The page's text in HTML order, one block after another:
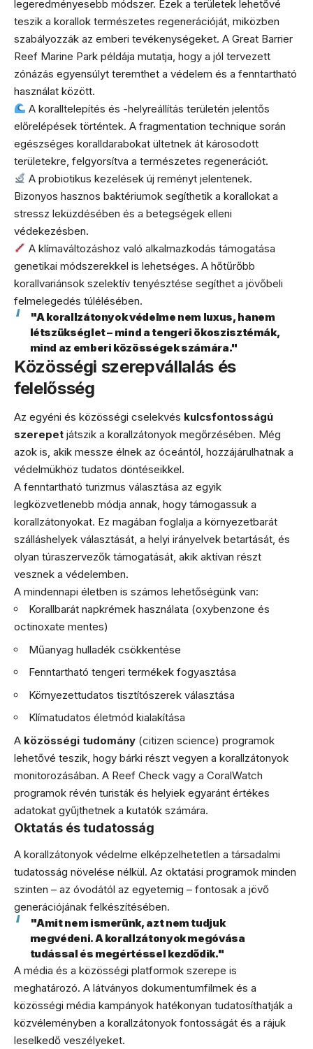
legeredményesebb módszer. Ezek a területek lehetővé
teszik a korallok természetes regenerációját, miközben
szabályozzák az emberi tevékenységeket. A Great Barrier
Reef Marine Park példája mutatja, hogy a jól tervezett
zónázás egyensúlyt teremthet a védelem és a fenntartható
használat között.
A koralltelepítés és -helyreállítás területén jelentős
előrelépések történtek. A fragmentation technique során
egészséges koralldarabokat ültetnek át károsodott
területekre, felgyorsítva a természetes regenerációt.
A probiotikus kezelések új reményt jelentenek.
Bizonyos hasznos baktériumok segíthetik a korallokat a
stressz leküzdésében és a betegségek elleni
védekezésben.
A klímaváltozáshoz való alkalmazkodás támogatása
genetikai módszerekkel is lehetséges. A hőtűrőbb
korallvariánsok szelektív tenyésztése segíthet a jövőbeli
felmelegedés túlélésében.
"A korallzátonyok védelme nem luxus, hanem
létszükséglet – mind a tengeri ökoszisztémák,
mind az emberi közösségek számára."
Közösségi szerepvállalás és
felelősség
Az egyéni és közösségi cselekvés kulcsfontosságú
szerepet játszik a korallzátonyok megőrzésében. Még
azok is, akik messze élnek az óceántól, hozzájárulhatnak a
védelmükhöz tudatos döntéseikkel.
A fenntartható turizmus választása az egyik
legközvetlenebb módja annak, hogy támogassuk a
korallzátonyokat. Ez magában foglalja a környezetbarát
szálláshelyek választását, a helyi irányelvek betartását, és
olyan túraszervezők támogatását, akik aktívan részt
vesznek a védelemben.
A mindennapi életben is számos lehetőségünk van:
Korallbarát napkrémek használata (oxybenzone és
octinoxate mentes)
Műanyag hulladék csökkentése
Fenntartható tengeri termékek fogyasztása
Környezettudatos tisztítószerek választása
Klímatudatos életmód kialakítása
A közösségi tudomány (citizen science) programok
lehetővé teszik, hogy bárki részt vegyen a korallzátonyok
monitorozásában. A Reef Check vagy a CoralWatch
programok révén turisták és helyiek egyaránt értékes
adatokat gyűjthetnek a kutatók számára.
Oktatás és tudatosság
A korallzátonyok védelme elképzelhetetlen a társadalmi
tudatosság növelése nélkül. Az oktatási programok minden
szinten – az óvodától az egyetemig – fontosak a jövő
generációjának felkészítésében.
"Amit nem ismerünk, azt nem tudjuk
megvédeni. A korallzátonyok megóvása
tudással és megértéssel kezdődik."
A média és a közösségi platformok szerepe is
meghatározó. A látványos dokumentumfilmek és a
közösségi média kampányok hatékonyan tudatosíthatják a
közvéleményben a korallzátonyok fontosságát és a rájuk
leselkedő veszélyeket.